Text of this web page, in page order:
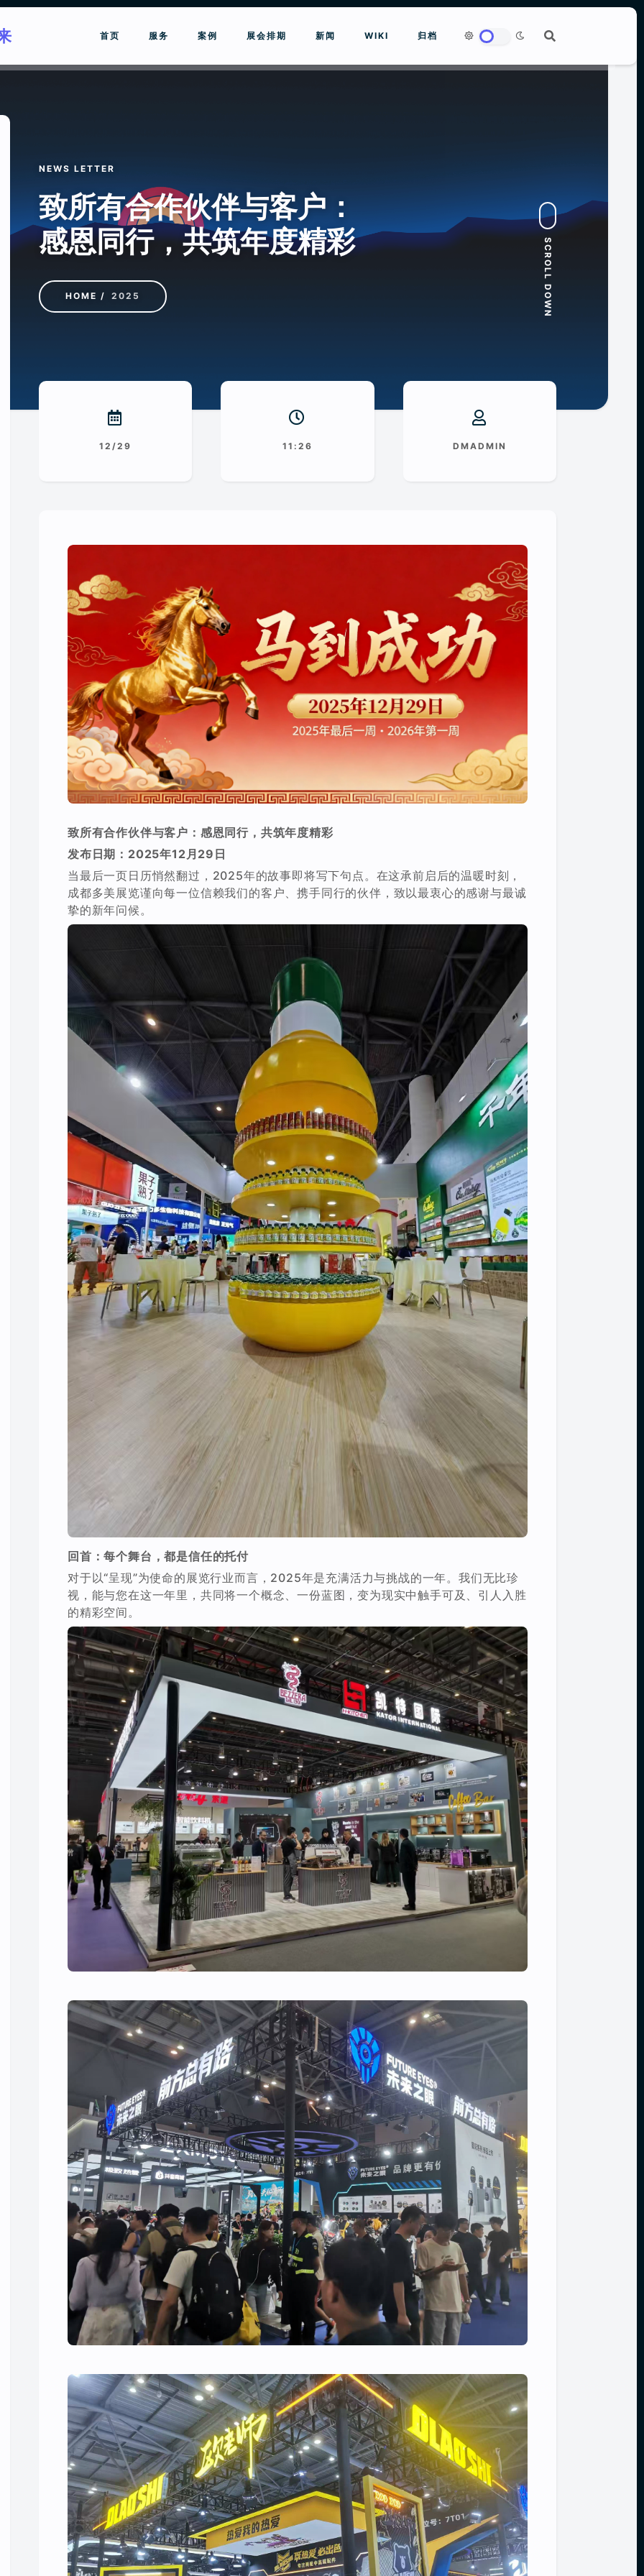
首页 服务 案例 展会排期 新闻 WIKI 归档
NEWS LETTER
致所有合作伙伴与客户：
感恩同行，共筑年度精彩
HOME 2025 SCROLL DOWN
12/29 11:26 DMADMIN
致所有合作伙伴与客户：感恩同行，共筑年度精彩
发布日期：2025年12月29日
当最后一页日历悄然翻过，2025年的故事即将写下句点。在这承前启后的温暖时刻，
成都多美展览谨向每一位信赖我们的客户、携手同行的伙伴，致以最衷心的感谢与最诚
挚的新年问候。
回首：每个舞台，都是信任的托付
对于以“呈现”为使命的展览行业而言，2025年是充满活力与挑战的一年。我们无比珍
视，能与您在这一年里，共同将一个概念、一份蓝图，变为现实中触手可及、引人入胜
的精彩空间。